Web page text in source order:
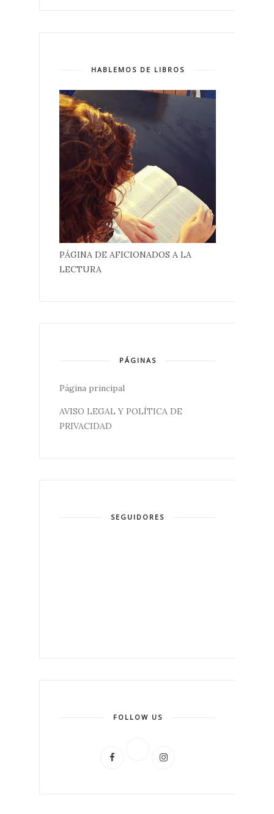
HABLEMOS DE LIBROS
PÁGINA DE AFICIONADOS A LA
LECTURA
PÁGINAS
Página principal
AVISO LEGAL Y POLÍTICA DE
PRIVACIDAD
SEGUIDORES
FOLLOW US